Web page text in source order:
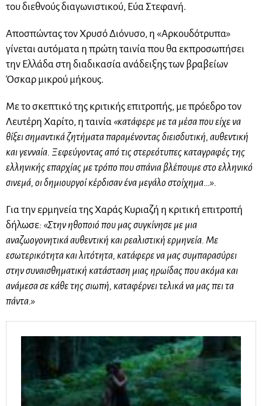
του διεθνούς διαγωνιστικού, Εύα Στεφανή.
Αποσπώντας τον Χρυσό Διόνυσο, η «Αρκουδότρυπα»
γίνεται αυτόματα η πρώτη ταινία που θα εκπροσωπήσει
την Ελλάδα στη διαδικασία ανάδειξης των βραβείων
Όσκαρ μικρού μήκους.
Με το σκεπτικό της κριτικής επιτροπής, με πρόεδρο τον
Λευτέρη Χαρίτο, η ταινία «κατάφερε με τα μέσα που είχε να
θίξει σημαντικά ζητήματα παραμένοντας διεισδυτική, αυθεντική
και γενναία. Ξεφεύγοντας από τις στερεότυπες καταγραφές της
ελληνικής επαρχίας με τρόπο που σπάνια βλέπουμε στο ελληνικό
σινεμά, οι δημιουργοί κέρδισαν ένα μεγάλο στοίχημα…».
Για την ερμηνεία της Χαράς Κυριαζή η κριτική επιτροπή
δήλωσε: «Στην ηθοποιό που μας συγκίνησε με μια
αναζωογονητικά αυθεντική και ρεαλιστική ερμηνεία. Με
εσωτερικότητα και λιτότητα, κατάφερε να μας συμπαρασύρει
στην συναισθηματική κατάσταση μιας ηρωίδας που ακόμα και
ανάμεσα σε κάθε της σιωπή, καταφέρνει τελικά να μας πει τα
πάντα.»